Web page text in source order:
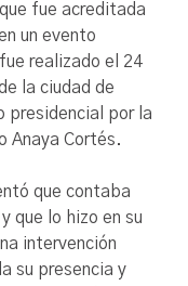
fue acreditada
un evento
realizado el 24
la ciudad de
presidencial por la
Anaya Cortés.
que contaba
que lo hizo en su
intervención
su presencia y